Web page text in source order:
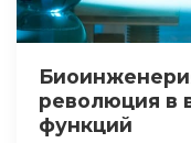
революция в
функций